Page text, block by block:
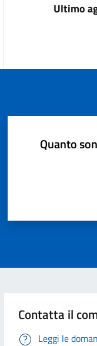
Ultimo
Quanto
Contatta il
Leggi le